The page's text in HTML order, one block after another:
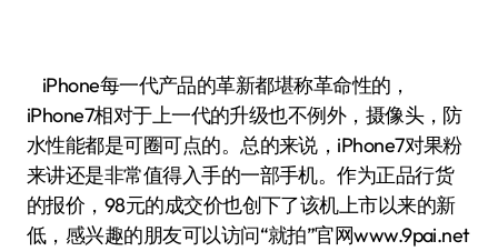
iPhone每一代产品的革新都堪称革命性的，
iPhone7相对于上一代的升级也不例外，摄像头，防
水性能都是可圈可点的。总的来说，iPhone7对果粉
来讲还是非常值得入手的一部手机。作为正品行货
的报价，98元的成交价也创下了该机上市以来的新
低，感兴趣的朋友可以访问“就拍”官网www.9pai.net